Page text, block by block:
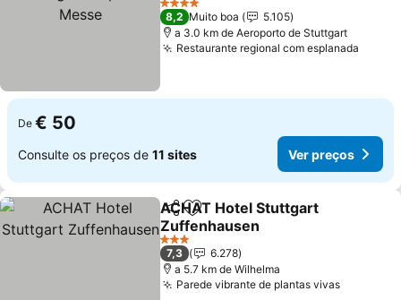
4 Estrelas
8,2 Muito boa
5.105
a 3.0 km de Aeroporto de Stuttgart
Restaurante regional com esplanada
De € 50
Consulte os preços de 11 sites Ver preços
PartilharAdicionar aos favoritos
ACHAT Hotel Stuttgart
Zuffenhausen
3 Estrelas
7,3
6.278
a 5.7 km de Wilhelma
Parede vibrante de plantas vivas